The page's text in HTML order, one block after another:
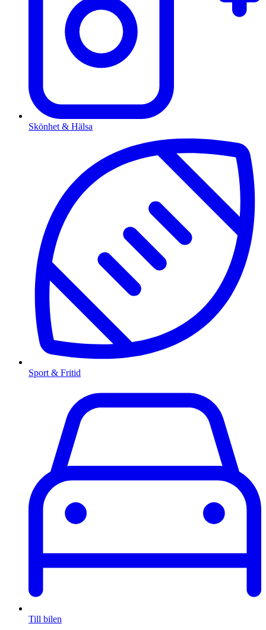
Skönhet & Hälsa
Sport & Fritid
Till bilen